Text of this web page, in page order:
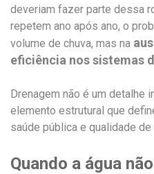
deveriam fazer parte dessa
repetem ano após ano, o
volume de chuva, mas na
eficiência nos sistemas
Drenagem não é um detalhe
elemento estrutural que
saúde pública e qualidade de
Quando a água